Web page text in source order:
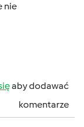
nie
aby dodawać
komentarze